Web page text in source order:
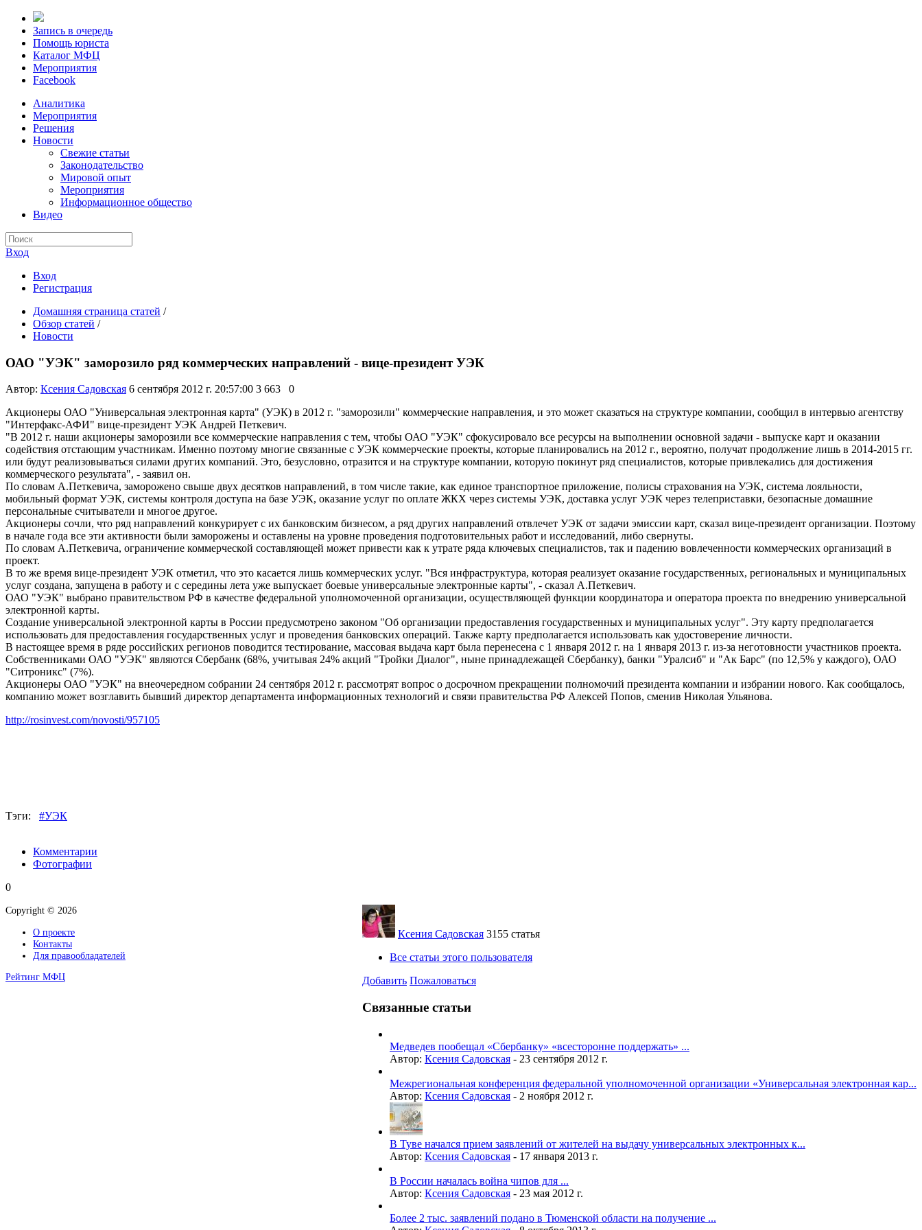
Запись в очередь
Помощь юриста
Каталог МФЦ
Мероприятия
Facebook
Аналитика
Мероприятия
Решения
Новости
Свежие статьи
Законодательство
Мировой опыт
Мероприятия
Информационное общество
Видео
Вход
Вход
Регистрация
Домашняя страница статей /
Обзор статей /
Новости
ОАО "УЭК" заморозило ряд коммерческих направлений - вице-президент УЭК
Автор: Ксения Садовская 6 сентября 2012 г. 20:57:00 3 663 0
Акционеры ОАО "Универсальная электронная карта" (УЭК) в 2012 г. "заморозили" коммерческие направления, и это может сказаться на структуре компании, сообщил в интервью агентству
"Интерфакс-АФИ" вице-президент УЭК Андрей Петкевич.
"В 2012 г. наши акционеры заморозили все коммерческие направления с тем, чтобы ОАО "УЭК" сфокусировало все ресурсы на выполнении основной задачи - выпуске карт и оказании
содействия отстающим участникам. Именно поэтому многие связанные с УЭК коммерческие проекты, которые планировались на 2012 г., вероятно, получат продолжение лишь в 2014-2015 гг.
или будут реализовываться силами других компаний. Это, безусловно, отразится и на структуре компании, которую покинут ряд специалистов, которые привлекались для достижения
коммерческого результата", - заявил он.
По словам А.Петкевича, заморожено свыше двух десятков направлений, в том числе такие, как единое транспортное приложение, полисы страхования на УЭК, система лояльности,
мобильный формат УЭК, системы контроля доступа на базе УЭК, оказание услуг по оплате ЖКХ через системы УЭК, доставка услуг УЭК через телеприставки, безопасные домашние
персональные считыватели и многое другое.
Акционеры сочли, что ряд направлений конкурирует с их банковским бизнесом, а ряд других направлений отвлечет УЭК от задачи эмиссии карт, сказал вице-президент организации. Поэтому
в начале года все эти активности были заморожены и оставлены на уровне проведения подготовительных работ и исследований, либо свернуты.
По словам А.Петкевича, ограничение коммерческой составляющей может привести как к утрате ряда ключевых специалистов, так и падению вовлеченности коммерческих организаций в
проект.
В то же время вице-президент УЭК отметил, что это касается лишь коммерческих услуг. "Вся инфраструктура, которая реализует оказание государственных, региональных и муниципальных
услуг создана, запущена в работу и с середины лета уже выпускает боевые универсальные электронные карты", - сказал А.Петкевич.
ОАО "УЭК" выбрано правительством РФ в качестве федеральной уполномоченной организации, осуществляющей функции координатора и оператора проекта по внедрению универсальной
электронной карты.
Создание универсальной электронной карты в России предусмотрено законом "Об организации предоставления государственных и муниципальных услуг". Эту карту предполагается
использовать для предоставления государственных услуг и проведения банковских операций. Также карту предполагается использовать как удостоверение личности.
В настоящее время в ряде российских регионов поводится тестирование, массовая выдача карт была перенесена с 1 января 2012 г. на 1 января 2013 г. из-за неготовности участников проекта.
Собственниками ОАО "УЭК" являются Сбербанк (68%, учитывая 24% акций "Тройки Диалог", ныне принадлежащей Сбербанку), банки "Уралсиб" и "Ак Барс" (по 12,5% у каждого), ОАО
"Ситроникс" (7%).
Акционеры ОАО "УЭК" на внеочередном собрании 24 сентября 2012 г. рассмотрят вопрос о досрочном прекращении полномочий президента компании и избрании нового. Как сообщалось,
компанию может возглавить бывший директор департамента информационных технологий и связи правительства РФ Алексей Попов, сменив Николая Ульянова.
http://rosinvest.com/novosti/957105
Тэги: #УЭК
Комментарии
Фотографии
0
Ксения Садовская 3155 статья
Все статьи этого пользователя
Добавить Пожаловаться
Связанные статьи
Медведев пообещал «Сбербанку» «всесторонне поддержать» ...
Автор: Ксения Садовская - 23 сентября 2012 г.
Межрегиональная конференция федеральной уполномоченной организации «Универсальная электронная кар...
Автор: Ксения Садовская - 2 ноября 2012 г.
В Туве начался прием заявлений от жителей на выдачу универсальных электронных к...
Автор: Ксения Садовская - 17 января 2013 г.
В России началась война чипов для ...
Автор: Ксения Садовская - 23 мая 2012 г.
Более 2 тыс. заявлений подано в Тюменской области на получение ...
Copyright © 2026
О проекте
Контакты
Для правообладателей
Рейтинг МФЦ